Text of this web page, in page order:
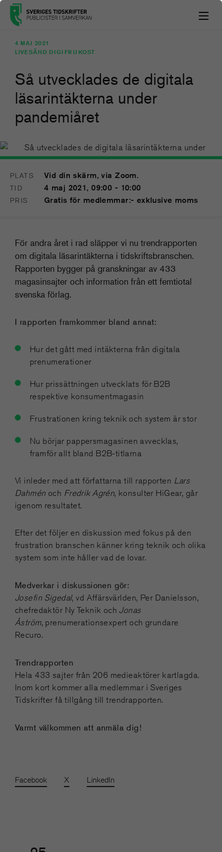
4 MAJ 2021
LIVESÄND DIGIFRUKOST
Så utvecklades de digitala
läsarintäkterna under
pandemiåret
MAJ
PLATS Vid din skärm, via Zoom.
TID 4 maj 2021, 09:00 - 10:00
PRIS Gratis för medlemmar:- exklusive moms
För andra året i rad släpper vi nu trendrapporten
om digitala läsarintäkterna i tidskriftsbranschen.
Rapporten bygger på granskningar av 433
magasinsajter och information från ett femtiotal
svenska förlag.
I rapporten framkommer bland annat:
Hur det gått med intäkterna från digitala
prenumerationer
​Hur prissättningen utvecklats för B2B
respektive konsumentmagasin
Frustrationen kring teknik och system är stor
Nu börjar pappersmagasinen avvecklas,
framför allt bland B2B-titlarna
Vi inleder med att författarna till rapporten Lars
Dahmén och Fredrik Agrén, konsulter HiGear, går
igenom resultatet.
Efter det följer en diskussion med fokus på den
frustration branschen känner kring teknik och olika
system som inte håller vad de lovar.
Medverkar i diskussionen gör:
Josefin Sigedal, vd Affärsvärlden, Per Danielsson,
chefredaktör Ny Teknik och Jonas
Åström, prenumerationsexpert och grundare
Recuro.
Trendrapporten
Hela 433 sajter från 206 medieaktörer kartlagda.
Inom kort kommer alla medlemmar i Sveriges
Tidskrifter få tillgång till trendrapporten.
Varmt välkommen att anmäla dig!
Facebook X LinkedIn